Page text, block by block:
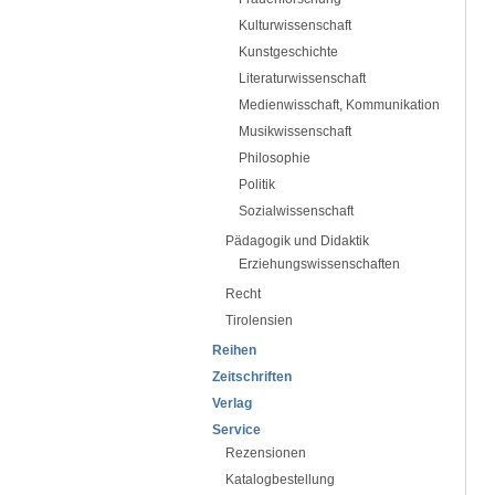
Kulturwissenschaft
Kunstgeschichte
Literaturwissenschaft
Medienwisschaft, Kommunikation
Musikwissenschaft
Philosophie
Politik
Sozialwissenschaft
Pädagogik und Didaktik
Erziehungswissenschaften
Recht
Tirolensien
Reihen
Zeitschriften
Verlag
Service
Rezensionen
Katalogbestellung